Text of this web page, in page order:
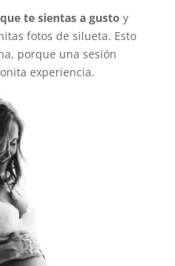
te sientas a gusto y
fotos de silueta. Esto
porque una sesión
experiencia.